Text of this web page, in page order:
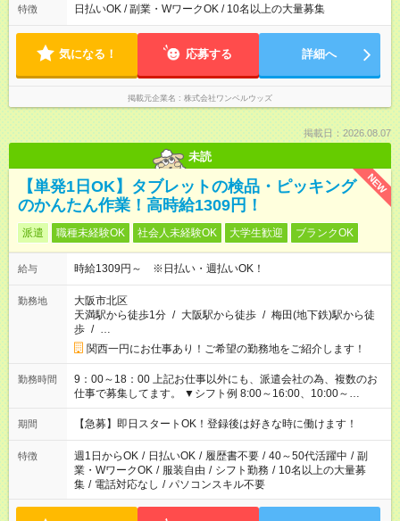
特徴 日払いOK / 副業・WワークOK / 10名以上の大量募集
気になる！ 応募する 詳細へ
掲載元企業名 株式会社ワンベルウッズ
掲載日：2026.08.07
未読
NEW
【単発1日OK】タブレットの検品・ピッキング
のかんたん作業！高時給1309円！
派遣 職種未経験OK 社会人未経験OK 大学生歓迎 ブランクOK
給与 時給1309円～ ※日払い・週払いOK！
勤務地
大阪市北区
天満駅から徒歩1分 / 大阪駅から徒歩 / 梅田(地下鉄)駅から徒
歩 / …
関西一円にお仕事あり！ご希望の勤務地をご紹介します！
勤務時間
9：00～18：00 上記お仕事以外にも、派遣会社の為、複数のお
仕事で募集してます。 ▼シフト例 8:00～16:00、10:00～
17:00、 12:00～21:00、13:00～22:00、 18:00～21:00、22:00
～翌7:00 など あなたのご希望にあったお仕事がきっと見つか
期間 【急募】即日スタートOK！登録後は好きな時に働けます！
特徴 週1日からOK / 日払いOK / 履歴書不要 / 40～50代活躍中 / 副
業・WワークOK / 服装自由 / シフト勤務 / 10名以上の大量募
集 / 電話対応なし / パソコンスキル不要